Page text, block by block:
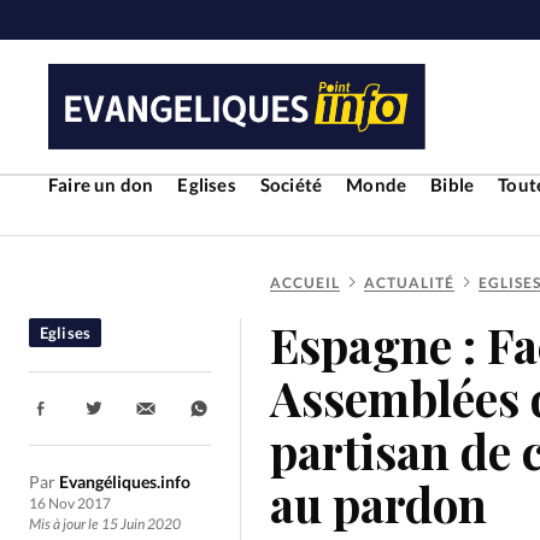
Faire un don Eglises Société Monde Bible
RUBRIQUES
Toute l'actualité Bible
Economie
Eglises Histoire
Liberté religieuse
Mission
ACCUEIL ACTUALITÉ EGLISES
Espagne :
partisan de
au pardon
Eglises
Par Evangéliques.info
16 Nov 2017
Mis à jour le 15 Juin 2020
Partager: